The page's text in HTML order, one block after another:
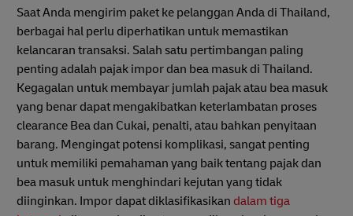
Saat Anda mengirim paket ke pelanggan Anda di Thailand,
berbagai hal perlu diperhatikan untuk memastikan
kelancaran transaksi. Salah satu pertimbangan paling
penting adalah pajak impor dan bea masuk di Thailand.
Kegagalan untuk membayar jumlah pajak atau bea masuk
yang benar dapat mengakibatkan keterlambatan proses
clearance Bea dan Cukai, penalti, atau bahkan penyitaan
barang. Mengingat potensi komplikasi, sangat penting
untuk memiliki pemahaman yang baik tentang pajak dan
bea masuk untuk menghindari kejutan yang tidak
diinginkan. Impor dapat diklasifikasikan dalam tiga